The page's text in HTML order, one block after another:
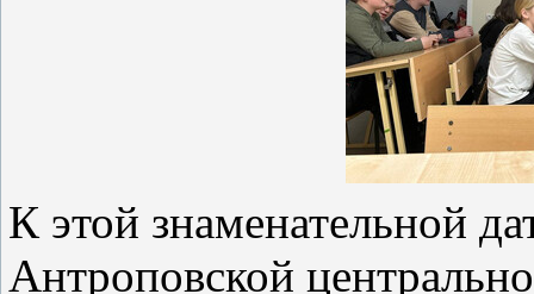
К этой знаменательной
Антроповской